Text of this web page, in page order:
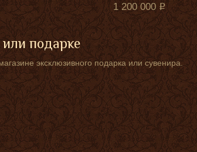
1 200 000
подарке
эксклюзивного подарка или сувенира.